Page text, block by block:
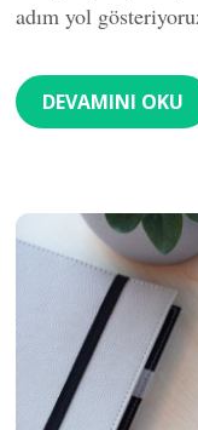
adım yol
DEVAMINI OKU